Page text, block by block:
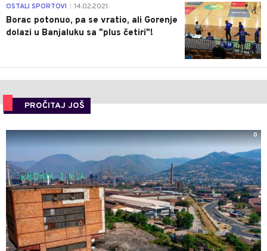
3
OSTALI SPORTOVI 14.02.2021.
Borac potonuo, pa se vratio, ali Gorenje
dolazi u Banjaluku sa "plus četiri"!
PROČITAJ JOŠ
0